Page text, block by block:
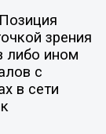
зрения
либо ином
с
в сети